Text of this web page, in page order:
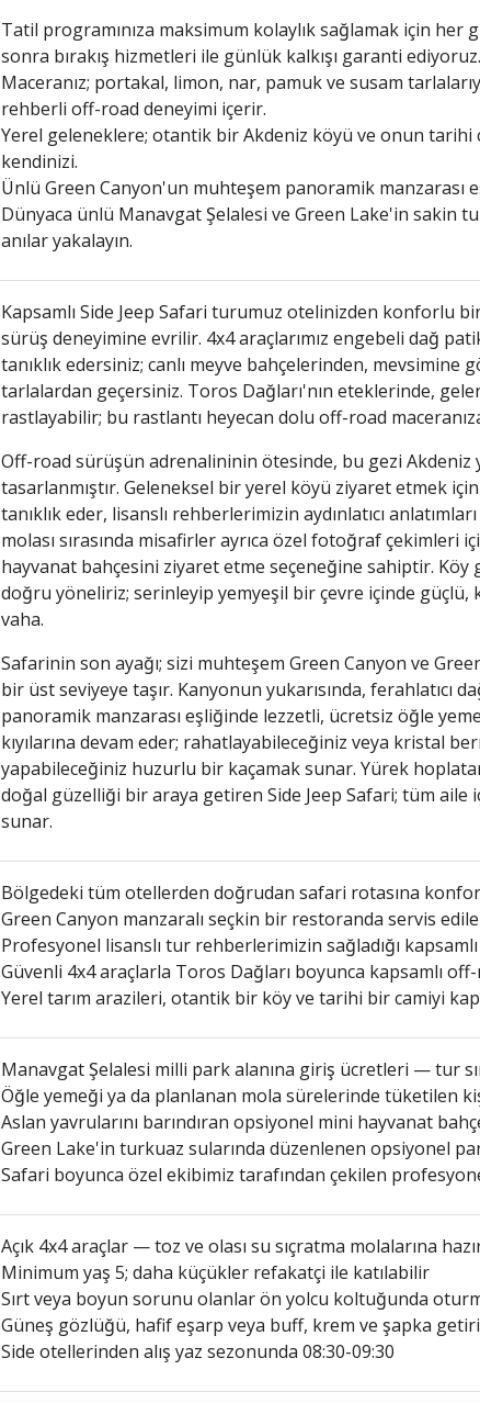
Tatil programınıza maksimum kolaylık sağlamak için her
sonra bırakış hizmetleri ile günlük kalkışı garanti ediyoruz.
Maceranız; portakal, limon, nar, pamuk ve susam
rehberli off-road deneyimi içerir.
Yerel geleneklere; otantik bir Akdeniz köyü ve onun tarihi
kendinizi.
Ünlü Green Canyon'un muhteşem panoramik manzarası
Dünyaca ünlü Manavgat Şelalesi ve Green Lake'in sakin
anılar yakalayın.
Kapsamlı Side Jeep Safari turumuz otelinizden konforlu
sürüş deneyimine evrilir. 4x4 araçlarımız engebeli dağ
tanıklık edersiniz; canlı meyve bahçelerinden,
tarlalardan geçersiniz. Toros Dağları'nın eteklerinde,
rastlayabilir; bu rastlantı heyecan dolu off-road
Off-road sürüşün adrenalininin ötesinde, bu gezi
tasarlanmıştır. Geleneksel bir yerel köyü ziyaret etmek
tanıklık eder, lisanslı rehberlerimizin aydınlatıcı
molası sırasında misafirler ayrıca özel fotoğraf çekimleri
hayvanat bahçesini ziyaret etme seçeneğine sahiptir.
doğru yöneliriz; serinleyip yemyeşil bir çevre içinde güçlü,
vaha.
Safarinin son ayağı; sizi muhteşem Green Canyon ve
bir üst seviyeye taşır. Kanyonun yukarısında, ferahlatıcı
panoramik manzarası eşliğinde lezzetli, ücretsiz öğle
kıyılarına devam eder; rahatlayabileceğiniz veya kristal
yapabileceğiniz huzurlu bir kaçamak sunar. Yürek
doğal güzelliği bir araya getiren Side Jeep Safari; tüm
sunar.
Bölgedeki tüm otellerden doğrudan safari rotasına
Green Canyon manzaralı seçkin bir restoranda servis
Profesyonel lisanslı tur rehberlerimizin sağladığı
Güvenli 4x4 araçlarla Toros Dağları boyunca kapsamlı
Yerel tarım arazileri, otantik bir köy ve tarihi bir camiyi
Manavgat Şelalesi milli park alanına giriş ücretleri — tur
Öğle yemeği ya da planlanan mola sürelerinde tüketilen
Aslan yavrularını barındıran opsiyonel mini hayvanat
Green Lake'in turkuaz sularında düzenlenen opsiyonel
Safari boyunca özel ekibimiz tarafından çekilen
Açık 4x4 araçlar — toz ve olası su sıçratma molalarına
Minimum yaş 5; daha küçükler refakatçi ile katılabilir
Sırt veya boyun sorunu olanlar ön yolcu koltuğunda
Güneş gözlüğü, hafif eşarp veya buff, krem ve şapka
Side otellerinden alış yaz sezonunda 08:30-09:30